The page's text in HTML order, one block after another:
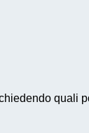
quali